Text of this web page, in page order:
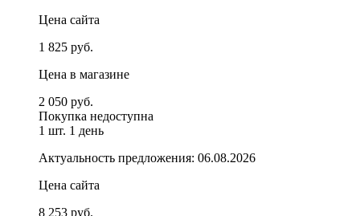
Цена сайта
1 825 руб.
Цена в магазине
2 050 руб.
Покупка недоступна
1 шт. 1 день
Актуальность предложения: 06.08.2026
Цена сайта
8 253 руб.